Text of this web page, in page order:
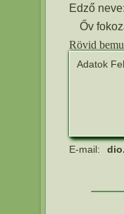
Edző neve:
Őv
Rövid
Adatok
E-mail: